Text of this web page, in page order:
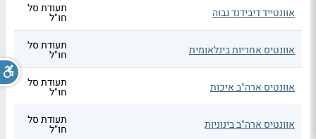
אוונטייד דיבידנד גבוה תעודת סל
חו"ל
אוונטיס אחריות בינלאומית תעודת סל
חו"ל
אוונטיס ארה"ב איכות תעודת סל
חו"ל
אוונטיס ארה"ב בינוניות תעודת סל
חו"ל